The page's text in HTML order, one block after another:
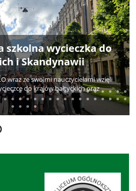
młodzieży z CX LO
Brighton, Paryża przyszedł czas na
ruszyliśmy do Szkocji!
kraj zamków, jezior, legend,
historii, którą czuć tam niemal na